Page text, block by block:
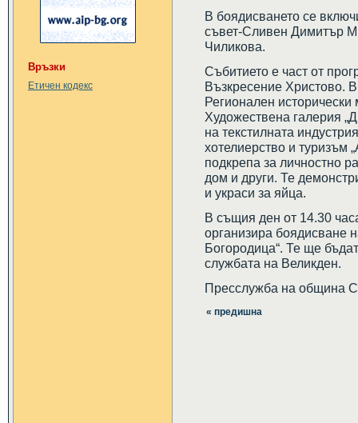
Връзки
Етичен кодекс
В боядисването се
съвет-Сливен Димитър
Чиликова.
Събитието е част от
Възкресение Христово.
Регионален
Художествена галерия
на текстилната
хотелиерство и туризъм
подкрепа за личностно
дом и други. Те
и украси за яйца.
В същия ден от 14.30
организира боядисване
Богородица“. Те ще
службата на Великден.
Пресслужба на община
« предишна